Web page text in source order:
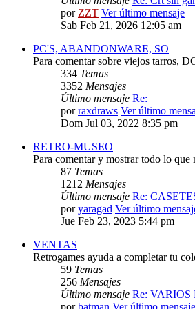
porZZT Ver último mensaje
Sab Feb 21, 2026 12:05 am
PC'S, ABANDONWARE, SO
Para comentar sobre viejos tarros,
334 Temas
3352 Mensajes
Último mensaje Re:
porraxdraws Ver último
Dom Jul 03, 2022 8:35 pm
RETRO-MUSEO
Para comentar y mostrar todo lo
87 Temas
1212 Mensajes
Último mensaje Re:
poryaragad Ver último
Jue Feb 23, 2023 5:44 pm
VENTAS
Retrogames ayuda a completar tu
59 Temas
256 Mensajes
Último mensaje Re: